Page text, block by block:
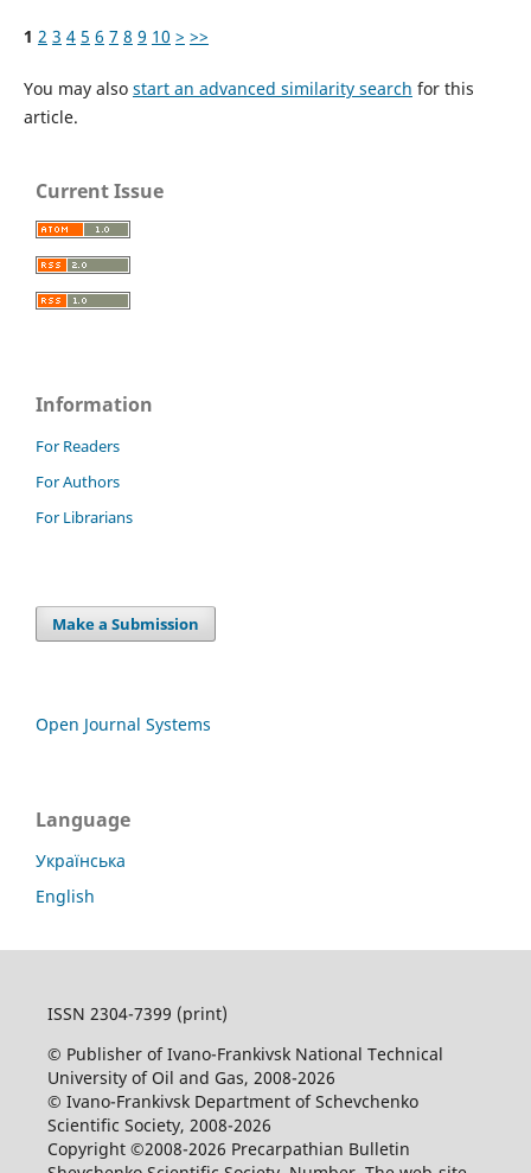
1 2 3 4 5 6 7 8 9 10 > >>
You may also start an advanced similarity search for this
article.
Current Issue
Information
For Readers
For Authors
For Librarians
Make a Submission
Open Journal Systems
Language
Українська
English
ISSN 2304-7399 (print)
© Publisher of Ivano-Frankivsk National Technical
University of Oil and Gas, 2008-2026
© Ivano-Frankivsk Department of Schevchenko
Scientific Society, 2008-2026
Copyright ©2008-2026 Precarpathian Bulletin